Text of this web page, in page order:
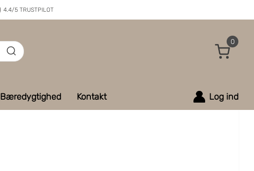
4.4/5 TRUSTPILOT
0
Bæredygtighed Kontakt Log ind